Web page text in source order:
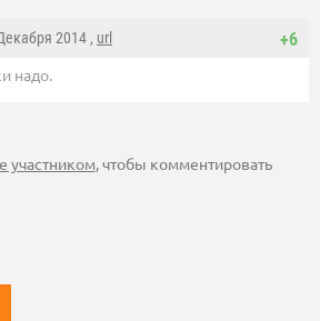
+6
2014 , url
надо.
участником, чтобы комментировать